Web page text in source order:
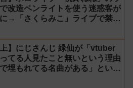
改造ペンライトを使う迷惑客が
→「さくらみこ」ライブで禁止
上】にじさんじ 緑仙が「vtuber
てる人見たこと無いという理由
埋もれてる名曲がある」という